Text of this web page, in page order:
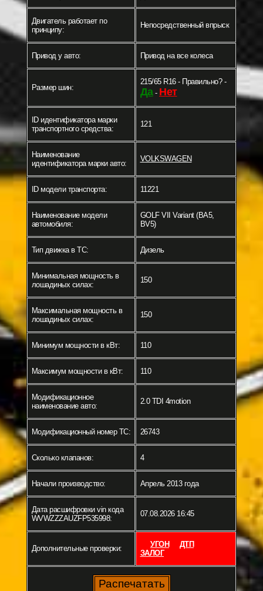
Двигатель работает по
принципу:
Непосредственный впрыск
Привод у авто: Привод на все колеса
Размер шин:
215/65 R16 - Правильно? -
Да- Нет
ID идентификатора марки
транспортного средства:
121
Наименование
идентификатора марки авто:
VOLKSWAGEN
ID модели транспорта: 11221
Наименование модели
автомобиля:
GOLF VII Variant (BA5,
BV5)
Тип движка в ТС: Дизель
Минимальная мощность в
лошадиных силах:
150
Максимальная мощность в
лошадиных силах:
150
Минимум мощности в кВт: 110
Максимум мощности в кВт: 110
Модификационное
наименование авто:
2.0 TDI 4motion
Модификационный номер ТС: 26743
Сколько клапанов: 4
Начали производство: Апрель 2013 года
Дата расшифровки vin кода
WVWZZZAUZFP535998:
07.08.2026 16:45
Дополнительные проверки: УГОН
ДТП
ЗАЛОГ